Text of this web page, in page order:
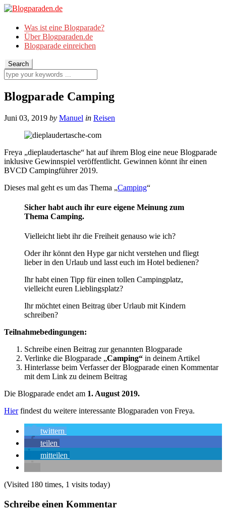
Was ist eine Blogparade?
Über Blogparaden.de
Blogparade einreichen
Blogparade Camping
Juni 03, 2019 by Manuel in Reisen
Freya „dieplaudertasche“ hat auf ihrem Blog eine neue Blogparade
inklusive Gewinnspiel veröffentlicht. Gewinnen könnt ihr einen
BVCD Campingführer 2019.
Dieses mal geht es um das Thema „Camping“
Sicher habt auch ihr eure eigene Meinung zum
Thema Camping.
Vielleicht liebt ihr die Freiheit genauso wie ich?
Oder ihr könnt den Hype gar nicht verstehen und fliegt
lieber in den Urlaub und lasst euch im Hotel bedienen?
Ihr habt einen Tipp für einen tollen Campingplatz,
vielleicht euren Lieblingsplatz?
Ihr möchtet einen Beitrag über Urlaub mit Kindern
schreiben?
Teilnahmebedingungen:
Schreibe einen Beitrag zur genannten Blogparade
Verlinke die Blogparade „Camping“ in deinem Artikel
Hinterlasse beim Verfasser der Blogparade einen Kommentar
mit dem Link zu deinem Beitrag
Die Blogparade endet am 1. August 2019.
Hierfindest du weitere interessante Blogparaden von Freya.
twittern
teilen
mitteilen
(Visited 180 times, 1 visits today)
Schreibe einen Kommentar